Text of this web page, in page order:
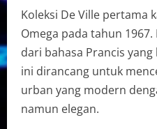
Koleksi De Ville pertama
Omega pada tahun 1967.
dari bahasa Prancis yang
ini dirancang untuk
urban yang modern
namun elegan.